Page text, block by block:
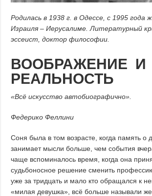
Родилась в 1938 г. в Одессе, с 1995 года
Израиля – Иерусалиме. Литературный
эссеист, доктор философии.
ВООБРАЖЕНИЕ И
РЕАЛЬНОСТЬ
«Всё искусство автобиографично».
Федерико Феллини
Соня была в том возрасте, когда память о
занимает мысли больше, чем события
чаще вспоминалось время, когда она
судьбоносное решение сменить
уже за тридцать и мало кто обращался к
«милая девушка», всё больше называли